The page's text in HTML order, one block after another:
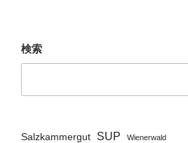
検索
Salzkammergut SUP Wienerwald